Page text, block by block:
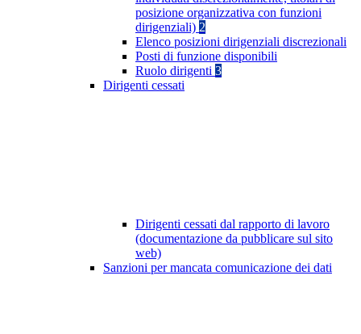
posizione organizzativa con funzioni
dirigenziali) 2
Elenco posizioni dirigenziali discrezionali
Posti di funzione disponibili
Ruolo dirigenti 3
Dirigenti cessati
Dirigenti cessati dal rapporto di lavoro
(documentazione da pubblicare sul sito
web)
Sanzioni per mancata comunicazione dei dati